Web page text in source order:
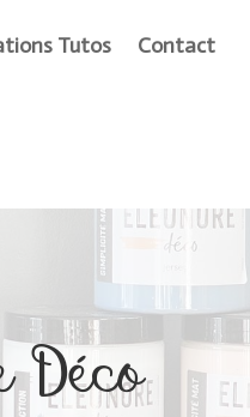
Tutos Contact
Déco